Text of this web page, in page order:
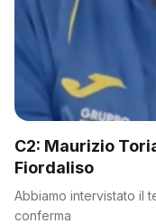
C2: Maurizio
Fiordaliso
Abbiamo intervistato il
conferma